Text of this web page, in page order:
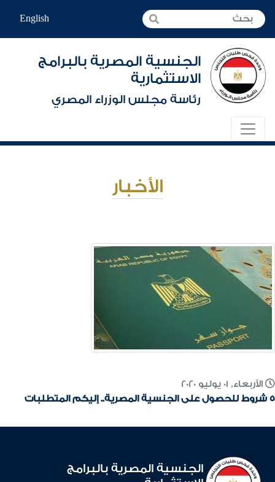
English
الجنسية المصرية بالبرامج
الاستثمارية
رئاسة مجلس الوزراء المصري
الأخبار
الأربعاء, 01 يوليو 2020
5 شروط للحصول على الجنسية المصرية.. إليكم المتطلبات
الجنسية المصرية بالبرامج